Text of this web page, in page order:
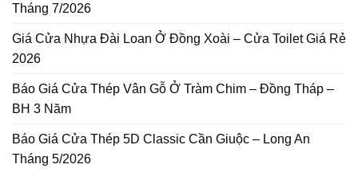
Tháng 7/2026
Giá Cửa Nhựa Đài Loan Ở Đồng Xoài – Cửa Toilet Giá Rẻ
2026
Báo Giá Cửa Thép Vân Gỗ Ở Tràm Chim – Đồng Tháp –
BH 3 Năm
Báo Giá Cửa Thép 5D Classic Cần Giuộc – Long An
Tháng 5/2026